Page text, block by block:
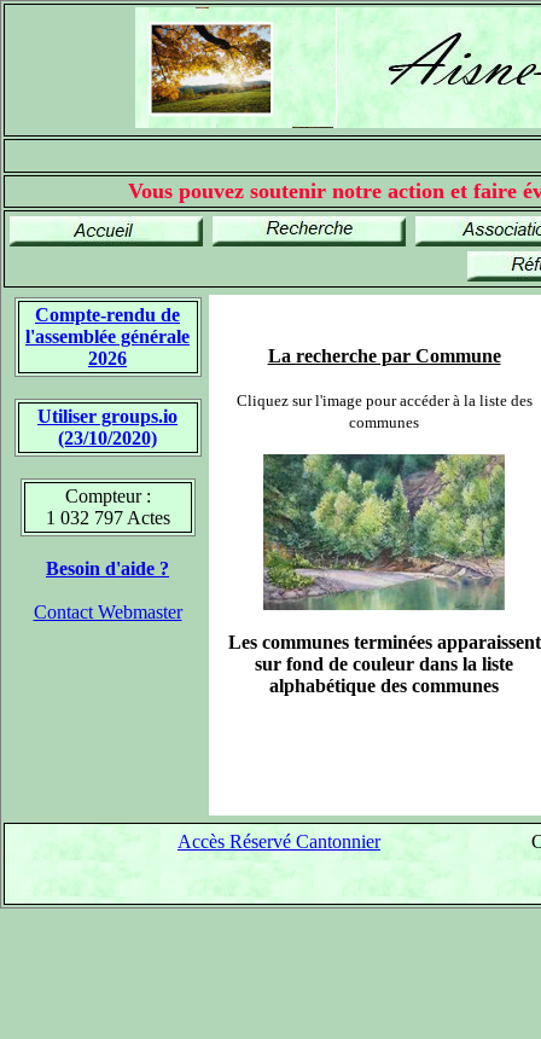
Vous pouvez soutenir notre action et faire
Compte-rendu de
l'assemblée générale
2026
Utiliser groups.io
(23/10/2020)
Compteur :
1 032 797 Actes
Besoin d'aide ?
Contact Webmaster
La recherche par Commune
Cliquez sur l'image pour accéder à la liste des
communes
Les communes terminées apparaissent
sur fond de couleur dans la liste
alphabétique des communes
Accès Réservé Cantonnier